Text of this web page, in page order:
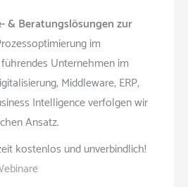
& Beratungslösungen zur
im
Unternehmen im
Middleware, ERP,
Intelligence verfolgen wir
Ansatz.
kostenlos und unverbindlich!